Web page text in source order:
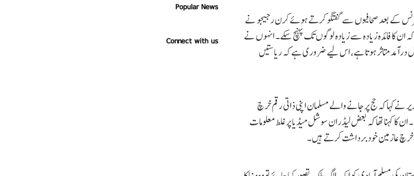
کے بعد صحافیوں سے گفتگو کرتے ہوئے کرن رجیجو نے
کا فائدہ زیادہ سے زیادہ لوگوں تک پہنچ سکے۔ انہوں نے
درآمد متاثر ہوتا ہے، اس لیے ضروری ہے کہ ریاستیں
نے کہا کہ حج پر جانے والے مسلمان اپنی ذاتی رقم خرچ
کا کہنا تھا کہ بعض لیڈران سوشل میڈیا پر غلط معلومات
خرچ عازمین خود برداشت کرتے ہیں۔
Popular News
Connect with us